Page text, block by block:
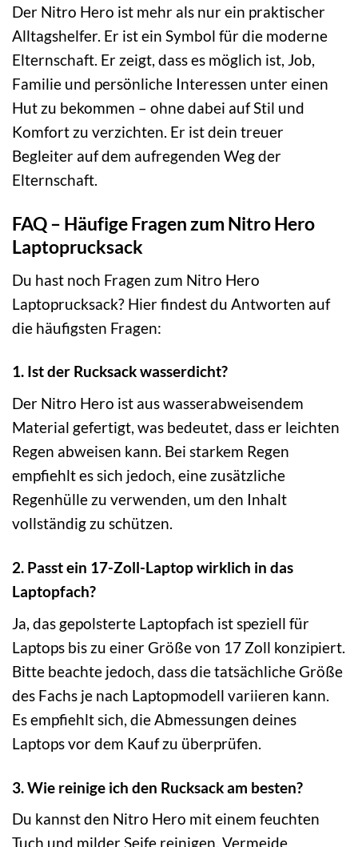
Der Nitro Hero ist mehr als nur ein praktischer
Alltagshelfer. Er ist ein Symbol für die moderne
Elternschaft. Er zeigt, dass es möglich ist, Job,
Familie und persönliche Interessen unter einen
Hut zu bekommen – ohne dabei auf Stil und
Komfort zu verzichten. Er ist dein treuer
Begleiter auf dem aufregenden Weg der
Elternschaft.
FAQ – Häufige Fragen zum Nitro Hero
Laptoprucksack
Du hast noch Fragen zum Nitro Hero
Laptoprucksack? Hier findest du Antworten auf
die häufigsten Fragen:
1. Ist der Rucksack wasserdicht?
Der Nitro Hero ist aus wasserabweisendem
Material gefertigt, was bedeutet, dass er leichten
Regen abweisen kann. Bei starkem Regen
empfiehlt es sich jedoch, eine zusätzliche
Regenhülle zu verwenden, um den Inhalt
vollständig zu schützen.
2. Passt ein 17-Zoll-Laptop wirklich in das
Laptopfach?
Ja, das gepolsterte Laptopfach ist speziell für
Laptops bis zu einer Größe von 17 Zoll konzipiert.
Bitte beachte jedoch, dass die tatsächliche Größe
des Fachs je nach Laptopmodell variieren kann.
Es empfiehlt sich, die Abmessungen deines
Laptops vor dem Kauf zu überprüfen.
3. Wie reinige ich den Rucksack am besten?
Du kannst den Nitro Hero mit einem feuchten
Tuch und milder Seife reinigen. Vermeide